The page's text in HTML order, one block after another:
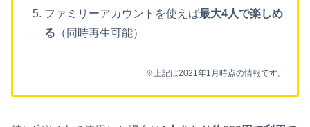
ファミリーアカウントを使えば最大4人で楽しめ
る （同時再生可能）
※上記は2021年1月時点の情報です。